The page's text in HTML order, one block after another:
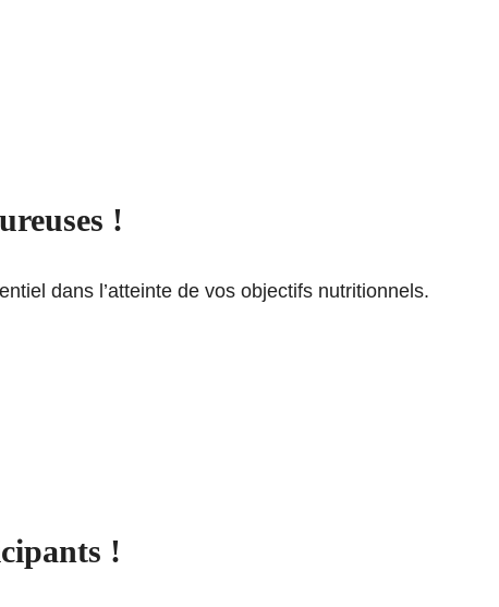
!
dans l’atteinte de vos objectifs nutritionnels.
!